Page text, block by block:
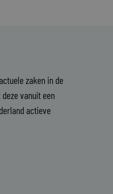
zaken in de
vanuit een
actieve